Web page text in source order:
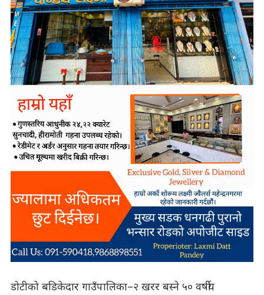
डोटीको बडिकेदार गाउँपालिका–२ खरर बस्ने ५० वर्षीय